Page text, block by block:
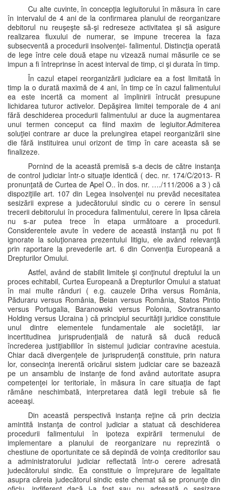
Cu alte cuvinte, în concepţia legiuitorului în măsura în care
în intervalul de 4 ani de la confirmarea planului de reorganizare
debitorul nu reuşeşte să-şi redreseze activitatea şi să asigure
realizarea fluxului de numerar, se impune trecerea la faza
subsecventă a procedurii insolvenţei- falimentul. Distincţia operată
de lege între cele două etape nu vizează numai măsurile ce se
impun a fi întreprinse în acest interval de timp, ci şi durata în timp.
În cazul etapei reorganizării judiciare ea a fost limitată în
timp la o durată maximă de 4 ani, în timp ce în cazul falimentului
ea este incertă ca moment al împlinirii întrucât presupune
lichidarea tuturor activelor. Depăşirea limitei temporale de 4 ani
fără deschiderea procedurii falimentului ar duce la augmentarea
unui termen conceput ca fiind maxim de legiuitor.Admiterea
soluţiei contrare ar duce la prelungirea etapei reorganizării sine
die fără instituirea unui orizont de timp în care aceasta să se
finalizeze.
Pornind de la această premisă s-a decis de către instanţa
de control judiciar într-o situaţie identică ( dec. nr. 174/C/2013- R
pronunţată de Curtea de Apel O.. în dos. nr. …./111/2006 a 3 ) că
dispoziţiile art. 107 din Legea insolvenţei nu prevăd necesitatea
sesizării exprese a judecătorului sindic cu o cerere în sensul
trecerii debitorului în procedura falimentului, cerere în lipsa căreia
nu s-ar putea trece în etapa următoare a procedurii.
Considerentele avute în vedere de această instanţă nu pot fi
ignorate la soluţionarea prezentului litigiu, ele având relevanţă
prin raportare la prevederile art. 6 din Convenţia Europeană a
Drepturilor Omului.
Astfel, având de stabilit limitele şi conţinutul dreptului la un
proces echitabil, Curtea Europeană a Drepturilor Omului a statuat
în mai multe rânduri ( e.g. cauzele Driha versus România,
Păduraru versus România, Beian versus România, Statos Pintio
versus Portugalia, Baranowski versus Polonia, Sovtransanto
Holding versus Ucraina ) că principiul securităţii juridice constituie
unul dintre elementele fundamentale ale societăţii, iar
incertitudinea jurisprudenţială de natură să ducă reducă
încrederea justiţiabililor în sistemul judiciar contravine acestuia.
Chiar dacă divergenţele de jurisprudenţă constituie, prin natura
lor, consecinţa inerentă oricărui sistem judiciar care se bazează
pe un ansamblu de instanţe de fond având autoritate asupra
competenţei lor teritoriale, în măsura în care situaţia de fapt
rămâne neschimbată, interpretarea dată legii trebuie să fie
aceeaşi.
Din această perspectivă instanţa reţine că prin decizia
amintită instanţa de control judiciar a statuat că deschiderea
procedurii falimentului în ipoteza expirării termenului de
implementare a planului de reorganizare nu reprezintă o
chestiune de oportunitate ce să depindă de voinţa creditorilor sau
a administratorului judiciar reflectată într-o cerere adresată
judecătorului sindic. Ea constituie o împrejurare de legalitate
asupra căreia judecătorul sindic este chemat să se pronunţe din